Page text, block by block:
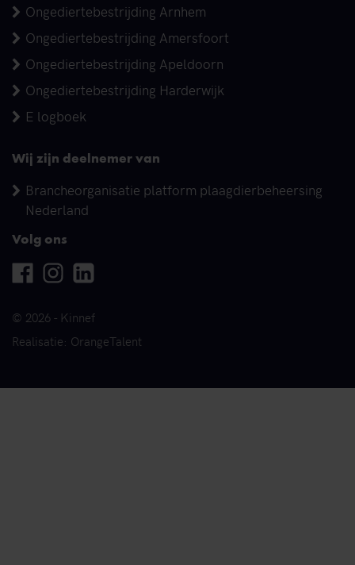
Ongediertebestrijding Arnhem
Ongediertebestrijding Amersfoort
Ongediertebestrijding Apeldoorn
Ongediertebestrijding Harderwijk
E logboek
Wij zijn deelnemer van
Brancheorganisatie platform plaagdierbeheersing
Nederland
Volg ons
Facebook
InstagramLinkedin
© 2026 - Kinnef
Realisatie: OrangeTalent